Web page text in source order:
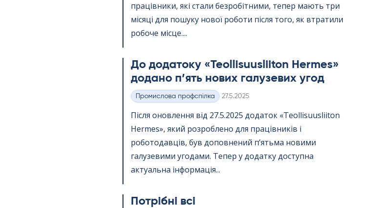
працівники, які стали безробітними, тепер мають три
місяці для пошуку нової роботи після того, як втратили
робоче місце....
До додатоку «Teol­li­suus­lii­ton Her­mes»
додано п’ять нових галузевих угод
Категорії
Промислова профспілка Kirjoitettu
27.5.2025
Після оновлення від 27.5.2025 додаток «Teol­li­suus­lii­ton
Her­mes», який розроблено для працівників і
роботодавців, був доповнений п’ятьма новими
галузевими угодами. Тепер у додатку доступна
актуальна інформація...
Потрібні всі